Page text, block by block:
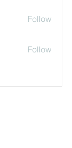
Follow
Follow